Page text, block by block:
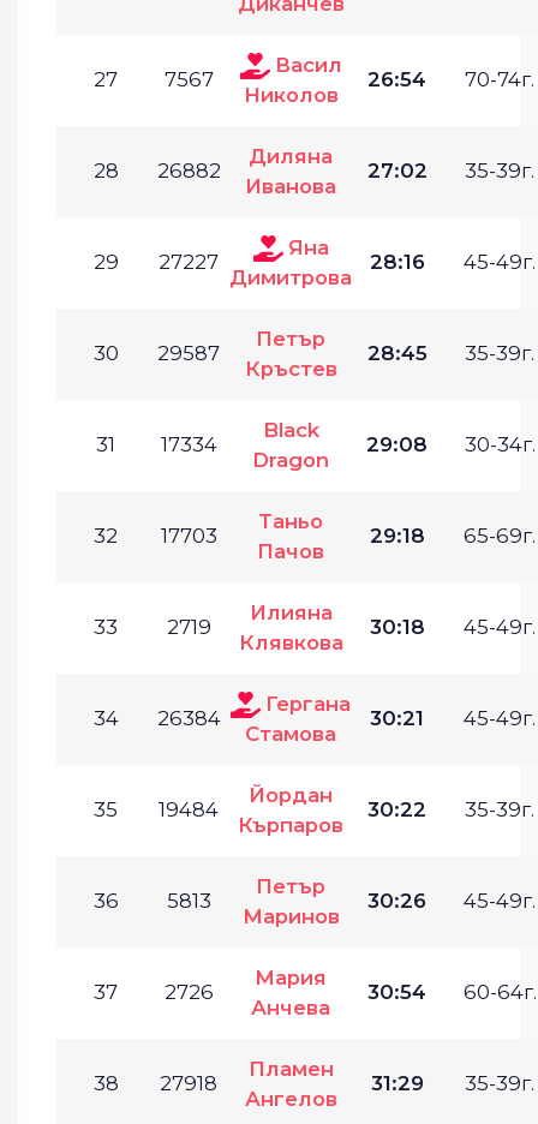
27 7567
Васил
Николов
26:54 70-74г.
28 26882
Диляна
Иванова
27:02 35-39г.
29 27227
Яна
Димитрова
28:16 45-49г.
30 29587
Петър
Кръстев
28:45 35-39г.
31 17334
Black
Dragon
29:08 30-34г.
32 17703
Таньо
Пачов
29:18 65-69г.
33 2719
Илияна
Клявкова
30:18 45-49г.
34 26384
Гергана
Стамова
30:21 45-49г.
35 19484
Йордан
Кърпаров
30:22 35-39г.
36 5813
Петър
Маринов
30:26 45-49г.
37 2726
Мария
Анчева
30:54 60-64г.
38 27918
Пламен
Ангелов
31:29 35-39г.